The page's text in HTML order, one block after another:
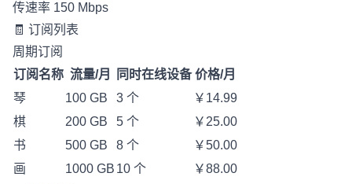
传速率 150 Mbps
🧾 订阅列表
周期订阅
订阅名称 流量/月 同时在线设备 价格/月
琴
100 GB 3 个
￥14.99
棋
200 GB 5 个
￥25.00
书
500 GB 8 个
￥50.00
画
1000 GB 10 个
￥88.00